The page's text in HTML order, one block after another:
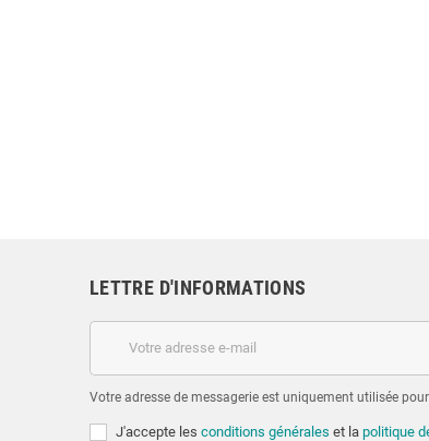
LETTRE D'INFORMATIONS
Votre adresse de messagerie est uniquement utilisée
J'accepte les conditions générales et la politique